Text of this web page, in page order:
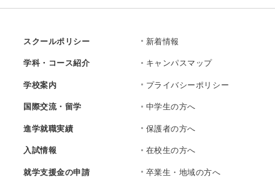
スクールポリシー
学科・コース紹介
学校案内
国際交流・留学
進学就職実績
入試情報
就学支援金の申請
新着情報
キャンパスマップ
プライバシーポリシー
中学生の方へ
保護者の方へ
在校生の方へ
卒業生・地域の方へ